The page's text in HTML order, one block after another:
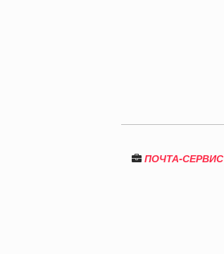
ПОЧТА-СЕРВИС